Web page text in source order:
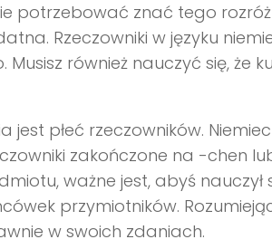
potrzebować znać tego
Rzeczowniki w języku
również nauczyć się, że
płeć rzeczowników.
zakończone na -chen
ważne jest, abyś
przymiotników.
w swoich zdaniach.